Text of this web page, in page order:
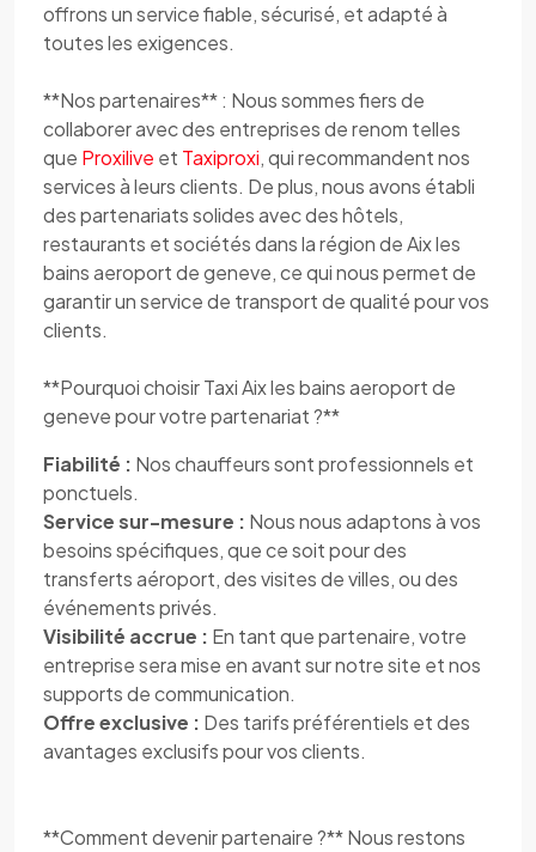
offrons un service fiable, sécurisé, et adapté à
toutes les exigences.
**Nos partenaires** : Nous sommes fiers de
collaborer avec des entreprises de renom telles
que Proxilive et Taxiproxi, qui recommandent nos
services à leurs clients. De plus, nous avons établi
des partenariats solides avec des hôtels,
restaurants et sociétés dans la région de Aix les
bains aeroport de geneve, ce qui nous permet de
garantir un service de transport de qualité pour vos
clients.
**Pourquoi choisir Taxi Aix les bains aeroport de
geneve pour votre partenariat ?**
Fiabilité : Nos chauffeurs sont professionnels et
ponctuels.
Service sur-mesure : Nous nous adaptons à vos
besoins spécifiques, que ce soit pour des
transferts aéroport, des visites de villes, ou des
événements privés.
Visibilité accrue : En tant que partenaire, votre
entreprise sera mise en avant sur notre site et nos
supports de communication.
Offre exclusive : Des tarifs préférentiels et des
avantages exclusifs pour vos clients.
**Comment devenir partenaire ?** Nous restons